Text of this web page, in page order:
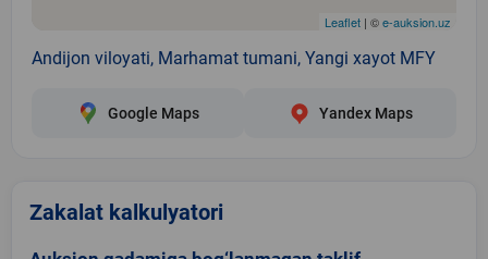
Leaflet | ©e-auksion.uz
Andijon viloyati, Marhamat tumani, Yangi xayot MFY
Google Maps Yandex Maps
Zakalat kalkulyatori